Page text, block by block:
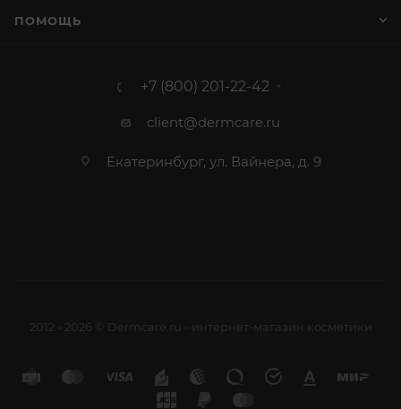
ПОМОЩЬ
+7 (800) 201-22-42
client@dermcare.ru
Екатеринбург, ул. Вайнера, д. 9
2012 - 2026 © Dermcare.ru - интернет-магазин косметики